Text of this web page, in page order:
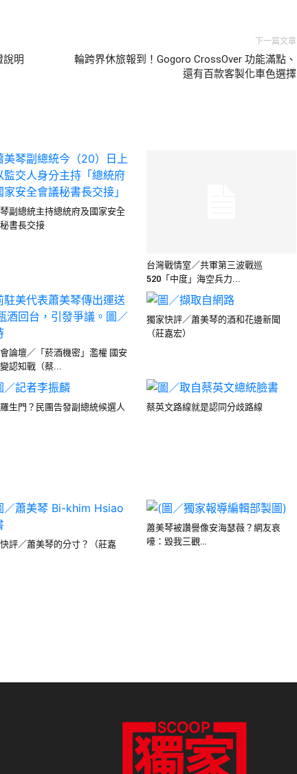
說明
下一篇文章
輪跨界休旅報到！Gogoro CrossOver 功能滿點、
還有百款客製化車色選擇
副總統主持總統府及國家安全
書長交接
台灣戰情室／共軍第三波戰巡
520「中度」海空兵力...
論壇／「菸酒機密」濫權 國安
認知戰（蔡...
獨家快評／蕭美琴的酒和花邊新聞
（莊嘉宏）
生門？民團告發副總統候選人 蔡英文路線就是認同分歧路線
評／蕭美琴的分寸？（莊嘉
蕭美琴被讚譽像安海瑟薇？網友哀
嚎：毀我三觀…